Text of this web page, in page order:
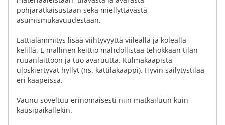
pohjaratkaisustaan sekä miellyttävästä
asumismukavuudestaan.
Lattialämmitys lisää viihtyvyyttä viileällä ja kolealla
kelillä. L-mallinen keittiö mahdollistaa tehokkaan tilan
ruuanlaittoon ja tuo avaruutta. Kulmakaapista
uloskiertyvät hyllyt (ns. kattilakaappi). Hyvin säilytystilaa
eri kaapeissa.
Vaunu soveltuu erinomaisesti niin matkailuun kuin
kausipaikallekin.